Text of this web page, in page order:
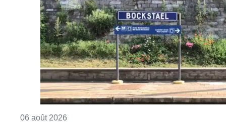
Les commerces de détail pourront
ouvrir 7 jours sur 7 à partir du 13
août